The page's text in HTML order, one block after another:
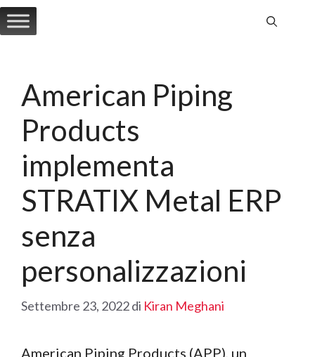
Vai
al
American Piping
Products
implementa
STRATIX Metal ERP
senza
personalizzazioni
Settembre 23, 2022di Kiran Meghani
American Piping Products (APP), un